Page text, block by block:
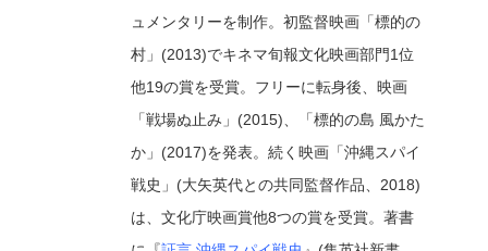
ュメンタリーを制作。初監督映画「標的の
村」(2013)でキネマ旬報文化映画部門1位
他19の賞を受賞。フリーに転身後、映画
「戦場ぬ止み」(2015)、「標的の島 風かた
か」(2017)を発表。続く映画「沖縄スパイ
戦史」(大矢英代との共同監督作品、2018)
は、文化庁映画賞他8つの賞を受賞。著書